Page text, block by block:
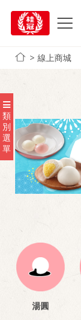
線上商城
類
別
選
單
湯圓